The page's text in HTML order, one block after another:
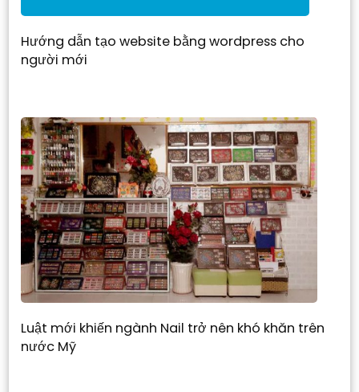
Hướng dẫn tạo website bằng wordpress cho
người mới
Luật mới khiến ngành Nail trở nên khó khăn trên
nước Mỹ